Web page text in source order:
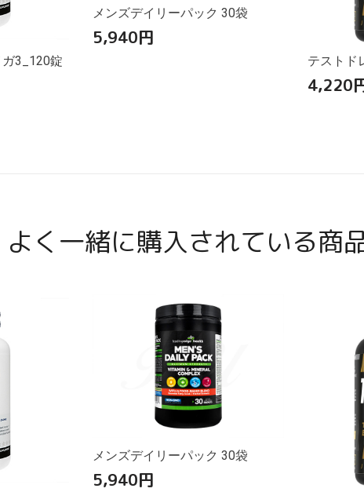
3_120錠
メンズデイリーパック 30袋
5,940円
テストド
4,220
よく一緒に購入されている商
メンズデイリーパック 30袋
5,940円